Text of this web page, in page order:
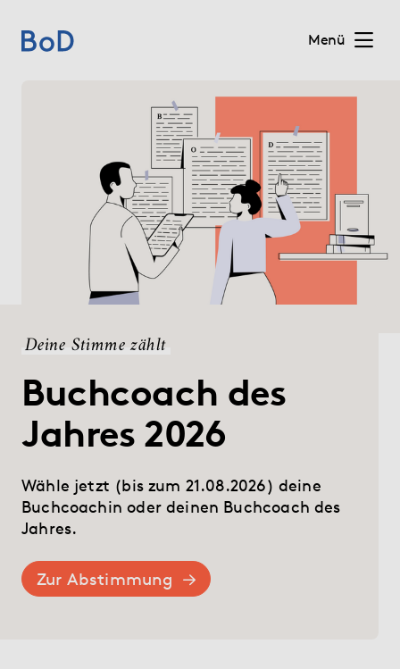
Menü
Leistungen
Über uns
myBoD Neues Buchprojekt
Deine Stimme zählt
Buchcoach des
Jahres 2026
Wähle jetzt (bis zum 21.08.2026) deine
Buchcoachin oder deinen Buchcoach des
Jahres.
Zur Abstimmung